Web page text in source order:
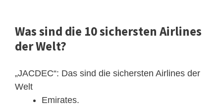
Was sind die 10 sichersten Airlines
der Welt?
„JACDEC“: Das sind die sichersten Airlines der
Welt
Emirates.